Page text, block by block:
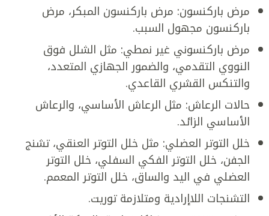
مرض باركنسون: مرض باركنسون المبكر، مرض
باركنسون مجهول السبب.
مرض باركنسوني غير نمطي: مثل الشلل فوق
النووي التقدمي، والضمور الجهازي المتعدد،
والتنكس القشري القاعدي.
حالات الرعاش: مثل الرعاش الأساسي، والرعاش
الأساسي الزائد.
خلل التوتر العضلي: مثل خلل التوتر العنقي، تشنج
الجفن، خلل التوتر الفكي السفلي، خلل التوتر
العضلي في اليد والساق، خلل التوتر المعمم.
التشنجات اللاإرادية ومتلازمة توريت.